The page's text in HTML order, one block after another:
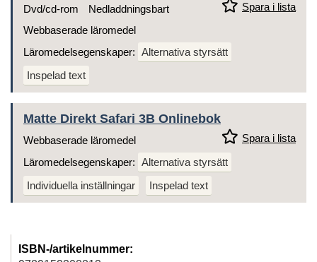
Spara i lista
Dvd/cd-rom
Nedladdningsbart
Webbaserade läromedel
Läromedelsegenskaper: Alternativa styrsätt
Inspelad text
Matte Direkt Safari 3B Onlinebok
Spara i lista
Webbaserade läromedel
Läromedelsegenskaper: Alternativa styrsätt
Individuella inställningar
Inspelad text
ISBN-/artikelnummer: